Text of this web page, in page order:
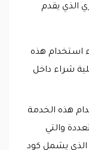
الذي يقدم
استخدام هذه
شراء داخل
هذه الخدمة
والتي
الذي يشمل كود